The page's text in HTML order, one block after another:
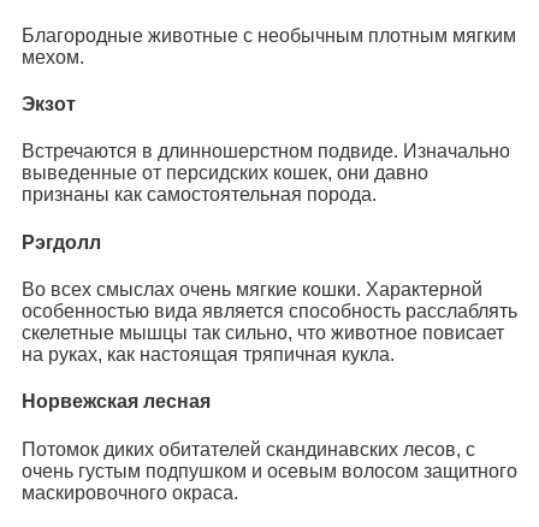
Благородные животные с необычным плотным мягким
мехом.
Экзот
Встречаются в длинношерстном подвиде. Изначально
выведенные от персидских кошек, они давно
признаны как самостоятельная порода.
Рэгдолл
Во всех смыслах очень мягкие кошки. Характерной
особенностью вида является способность расслаблять
скелетные мышцы так сильно, что животное повисает
на руках, как настоящая тряпичная кукла.
Норвежская лесная
Потомок диких обитателей скандинавских лесов, с
очень густым подпушком и осевым волосом защитного
маскировочного окраса.